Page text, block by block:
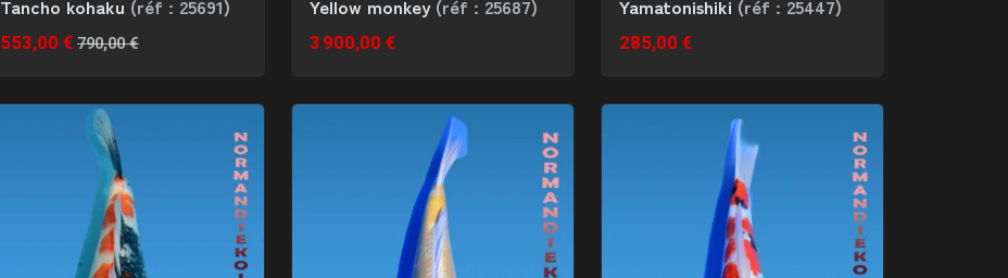
Tancho kohaku (réf : 25691)
553,00 € 790,00 €
Yellow monkey (réf : 25687)
3 900,00 €
Yamatonishiki (réf : 25447)
285,00 €